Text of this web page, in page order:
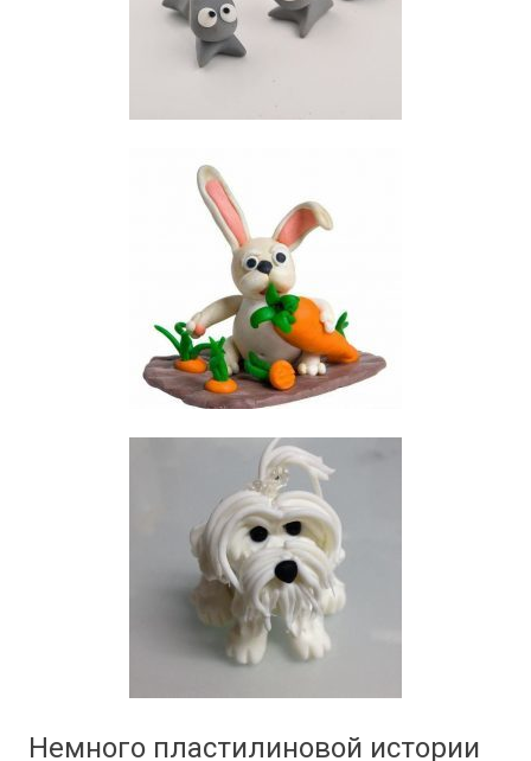
Немного пластилиновой истории